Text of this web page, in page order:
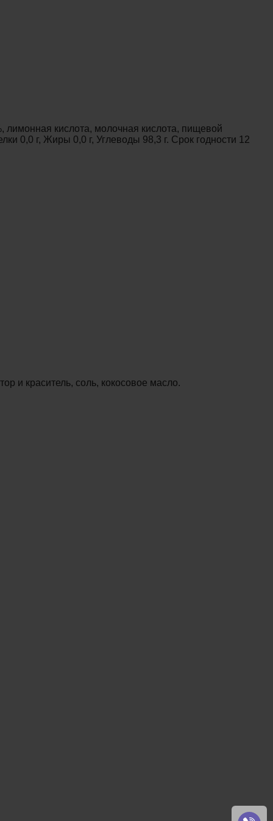
лимонная кислота, молочная кислота, пищевой
0,0 г, Жиры 0,0 г, Углеводы 98,3 г. Срок годности 12
и краситель, соль, кокосовое масло.